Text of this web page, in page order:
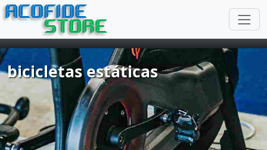
ACOFIDE
STORE
bicicletas estáticas